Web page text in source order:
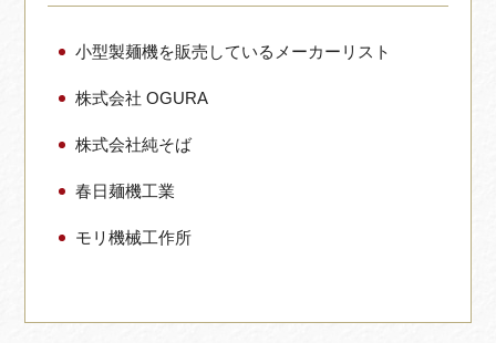
小型製麺機を販売しているメーカーリスト
株式会社 OGURA
株式会社純そば
春日麺機工業
モリ機械工作所